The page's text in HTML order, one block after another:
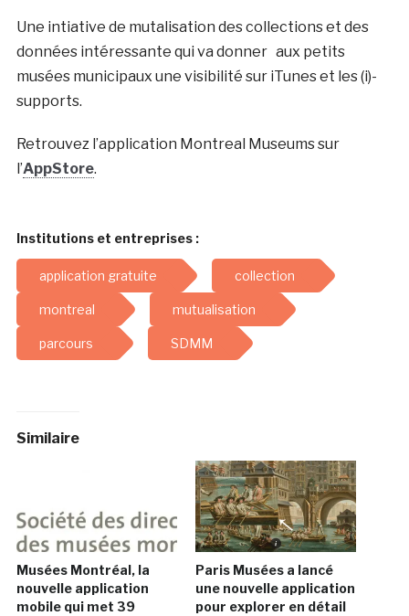
Une intiative de mutalisation des collections et des
données intéressante qui va donner aux petits
musées municipaux une visibilité sur iTunes et les (i)-
supports.
Retrouvez l’application Montreal Museums sur
l’AppStore.
Institutions et entreprises :
application gratuite collection
montreal mutualisation
parcours SDMM
Similaire
Musées Montréal, la
nouvelle application
mobile qui met 39
Paris Musées a lancé
une nouvelle application
pour explorer en détail